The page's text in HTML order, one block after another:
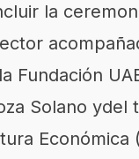
la
Fundación
Solano ydel
Económica